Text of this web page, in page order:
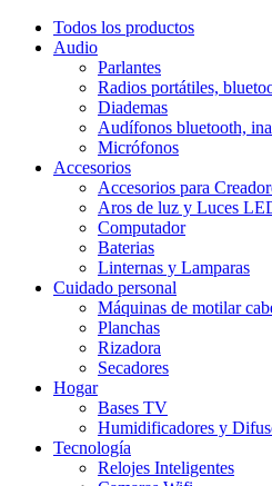
Todos los productos
Audio
Parlantes
Radios portátiles,
Diademas
Audífonos bluetooth,
Micrófonos
Accesorios
Accesorios para
Aros de luz y Luces
Computador
Baterias
Linternas y Lamparas
Cuidado personal
Máquinas de motilar
Planchas
Rizadora
Secadores
Hogar
Bases TV
Humidificadores y
Tecnología
Relojes Inteligentes